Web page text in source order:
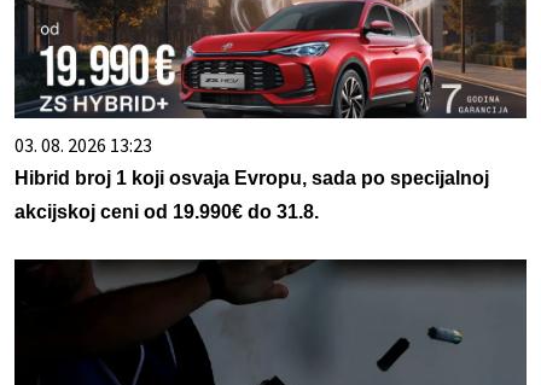
03. 08. 2026 13:23
Hibrid broj 1 koji osvaja Evropu, sada po specijalnoj
akcijskoj ceni od 19.990€ do 31.8.